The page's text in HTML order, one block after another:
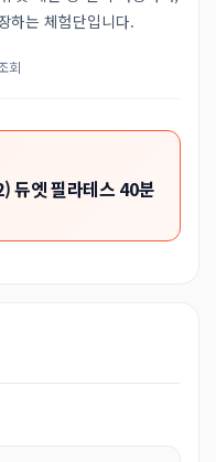
하는 체험단입니다.
회
듀엣 필라테스 40분